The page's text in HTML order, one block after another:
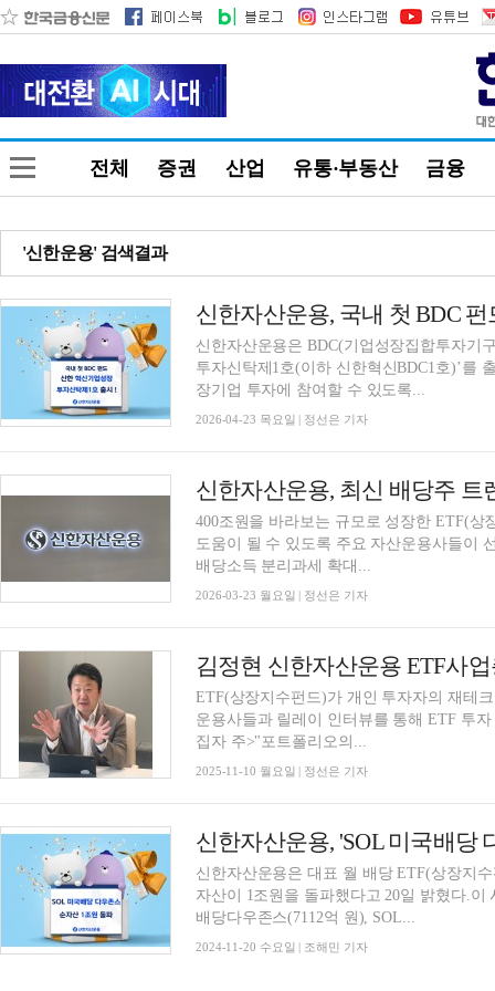
전체 증권 산업 유통·부동산 금융
'신한운용' 검색결과
신한자산운용, 국내 첫 BDC 펀
신한자산운용은 BDC(기업성장집합투자기
투자신탁제1호(이하 신한혁신BDC1호)’를
장기업 투자에 참여할 수 있도록...
2026-04-23 목요일 | 정선은 기자
400조원을 바라보는 규모로 성장한 ETF(
도움이 될 수 있도록 주요 자산운용사들이
배당소득 분리과세 확대...
2026-03-23 월요일 | 정선은 기자
ETF(상장지수펀드)가 개인 투자자의 재테
운용사들과 릴레이 인터뷰를 통해 ETF 투
집자 주>"포트폴리오의...
2025-11-10 월요일 | 정선은 기자
신한자산운용은 대표 월 배당 ETF(상장지
자산이 1조원을 돌파했다고 20일 밝혔다.이
배당다우존스(7112억 원), SOL...
2024-11-20 수요일 | 조해민 기자